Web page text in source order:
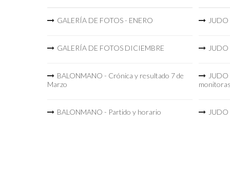
GALERÍA DE FOTOS - ENERO
GALERÍA DE FOTOS DICIEMBRE
BALONMANO - Crónica y resultado 7 de
Marzo
BALONMANO - Partido y horario
monitoras
JUDO